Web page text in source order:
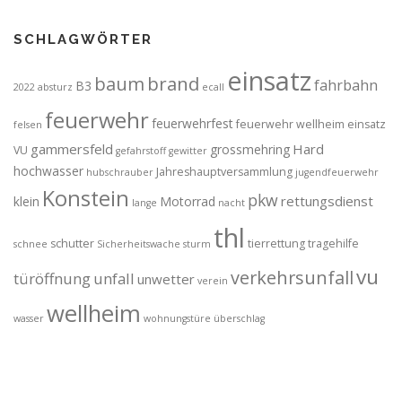
SCHLAGWÖRTER
2022 absturz B3 baum brand ecall einsatzfahrbahn
felsen feuerwehrfeuerwehrfest feuerwehr wellheim einsatz
VU gammersfeld gefahrstoff gewitter grossmehring Hard
hochwasser hubschrauber Jahreshauptversammlung jugendfeuerwehr
klein Konstein lange Motorrad nacht pkwrettungsdienst
schnee schutter Sicherheitswache sturm thl tierrettungtragehilfe
türöffnungunfall unwetter verein verkehrsunfallvu
wasser wellheim wohnungstüre überschlag